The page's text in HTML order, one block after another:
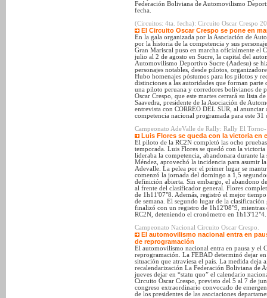
Federación Boliviana de Automovilismo
fecha.
(Circuitos: 4ta. fecha): Circuito Oscar Crespo
El Circuito Oscar Crespo se pone en
En la gala organizada por la Asociación de
por la historia de la competencia y sus
Gran Mariscal puso en marcha oficialmente el
julio al 2 de agosto en Sucre, la capital del
Automovilismo Deportivo Sucre (Aadesu) se
personajes notables, desde pilotos,
Hubo homenajes póstumos para los pilotos y
distinciones a las autoridades que forman
una piloto peruana y corredores bolivianos de
Oscar Crespo, que este martes cerrará su lista
Saavedra, presidente de la Asociación de
entrevista con CORREO DEL SUR, al
competencia nacional programada para este
Campeonato AdeValle de Rally: Rally El
Luis Flores se queda con la victoria en
El piloto de la RC2N completó las ocho
temporada. Luis Flores se quedó con la
lideraba la competencia, abandonara durante
Méndez, aprovechó la incidencia para asumir
Adevalle. La pelea por el primer lugar se
comenzó la jornada del domingo a 1,5
definición abierta. Sin embargo, el abandono
al frente del clasificador general. Flores
de 1h11'07"8. Además, registró el mejor
de semana. El segundo lugar de la
finalizó con un registro de 1h12'08"9,
RC2N, deteniendo el cronómetro en 1h13'12"4.
Campeonato Nacional Circuito Oscar Crespo.
El automovilismo nacional entra en
de reprogramación
El automovilismo nacional entra en pausa y el
reprogramación. La FEBAD determinó dejar
situación que atraviesa el país. La medida deja
recalendarización La Federación Boliviana de
jueves dejar en “statu quo” el calendario
Circuito Oscar Crespo, previsto del 5 al 7 de
congreso extraordinario convocado de
de los presidentes de las asociaciones